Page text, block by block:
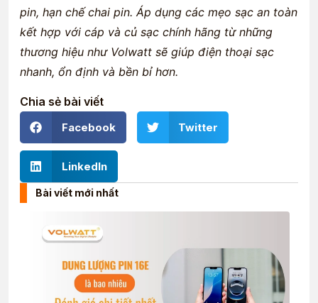
pin, hạn chế chai pin. Áp dụng các mẹo sạc an toàn
kết hợp với cáp và củ sạc chính hãng từ những
thương hiệu như Volwatt sẽ giúp điện thoại sạc
nhanh, ổn định và bền bỉ hơn.
Chia sẻ bài viết
Facebook Twitter
LinkedIn
Bài viết mới nhất